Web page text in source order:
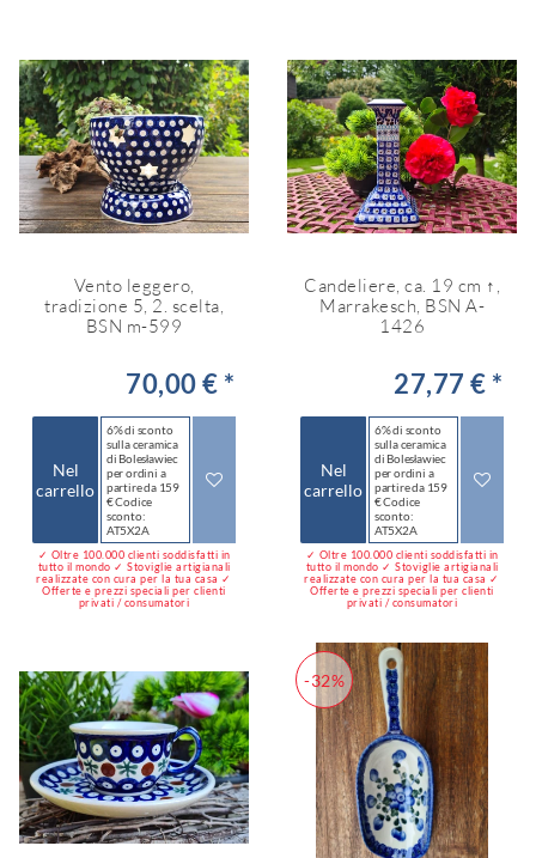
Vento leggero,
tradizione 5, 2. scelta,
BSN m-599
70,00 € *
Nel
carrello
6% di sconto
sulla ceramica
di Bolesławiec
per ordini a
partire da 159
€ Codice
sconto:
AT5X2A
✓ Oltre 100.000 clienti soddisfatti in
tutto il mondo ✓ Stoviglie artigianali
realizzate con cura per la tua casa ✓
Offerte e prezzi speciali per clienti
privati / consumatori
Candeliere, ca. 19 cm ↑,
Marrakesch, BSN A-
1426
27,77 € *
Nel
carrello
6% di sconto
sulla ceramica
di Bolesławiec
per ordini a
partire da 159
€ Codice
sconto:
AT5X2A
✓ Oltre 100.000 clienti soddisfatti in
tutto il mondo ✓ Stoviglie artigianali
realizzate con cura per la tua casa ✓
Offerte e prezzi speciali per clienti
privati / consumatori
-32%